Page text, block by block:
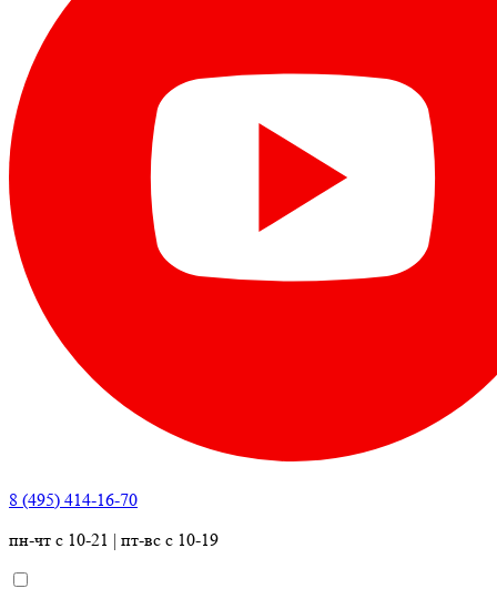
8 (495) 414-16-70
пн-чт с 10-21 | пт-вс с 10-19